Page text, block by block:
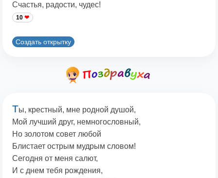
Счастья, радости, чудес!
10
Создать открытку
Ты, крестный, мне родной душой,
Мой лучший друг, немногословный,
Но золотом совет любой
Блистает острым мудрым словом!
Сегодня от меня салют,
И с днем тебя рождения,